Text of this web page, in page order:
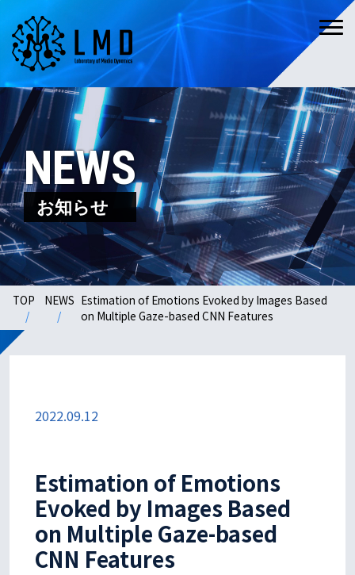
NEWS
お知らせ
TOP NEWS Estimation of Emotions Evoked by Images Based
on Multiple Gaze-based CNN Features
2022.09.12
Estimation of Emotions
Evoked by Images Based
on Multiple Gaze-based
CNN Features